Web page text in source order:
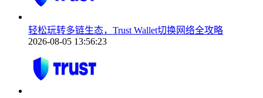
轻松玩转多链生态，Trust Wallet切换网络全攻略
2026-08-05 13:56:23